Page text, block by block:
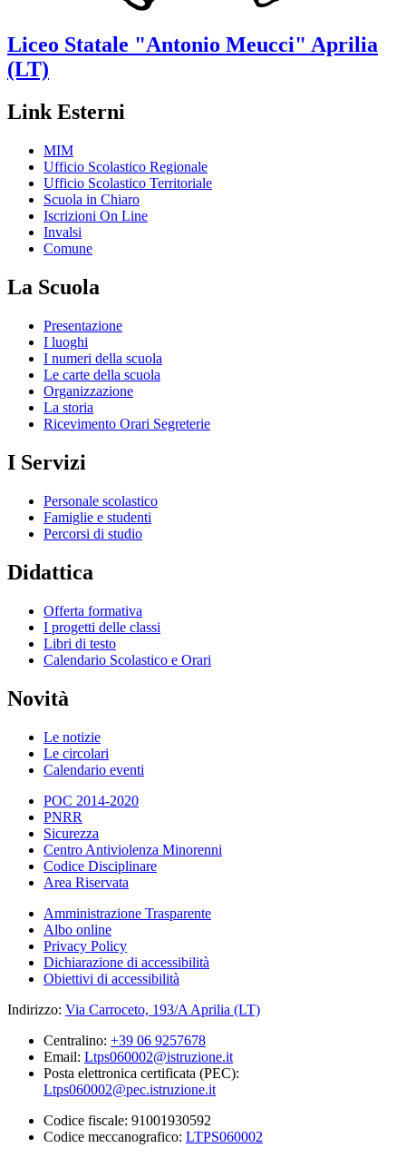
Liceo Statale "Antonio Meucci" Aprilia
(LT)
Link Esterni
MIM
Ufficio Scolastico Regionale
Ufficio Scolastico Territoriale
Scuola in Chiaro
Iscrizioni On Line
Invalsi
Comune
La Scuola
Presentazione
I luoghi
I numeri della scuola
Le carte della scuola
Organizzazione
La storia
Ricevimento Orari Segreterie
I Servizi
Personale scolastico
Famiglie e studenti
Percorsi di studio
Didattica
Offerta formativa
I progetti delle classi
Libri di testo
Calendario Scolastico e Orari
Novità
Le notizie
Le circolari
Calendario eventi
POC 2014-2020
PNRR
Sicurezza
Centro Antiviolenza Minorenni
Codice Disciplinare
Area Riservata
Amministrazione Trasparente
Albo online
Privacy Policy
Dichiarazione di accessibilità
Obiettivi di accessibilità
Indirizzo: Via Carroceto, 193/A Aprilia (LT)
Centralino: +39 06 9257678
Email: Ltps060002@istruzione.it
Posta elettronica certificata (PEC):
Ltps060002@pec.istruzione.it
Codice fiscale: 91001930592
Codice meccanografico: LTPS060002